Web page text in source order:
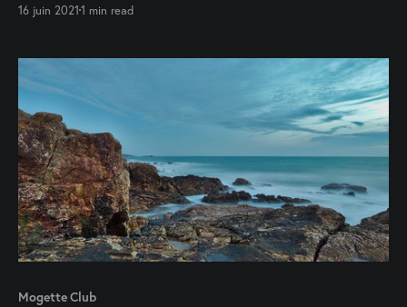
16 juin 20211 min read
Mogette Club